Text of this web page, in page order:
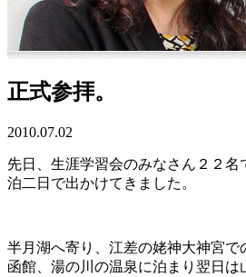
正式参拝。
2010.07.02
先日、生涯学習会のみなさん２２名
泊二日で出かけてきました。
半月湖へ寄り、江差の姥神大神宮で
函館、湯の川の温泉に泊まり翌日は